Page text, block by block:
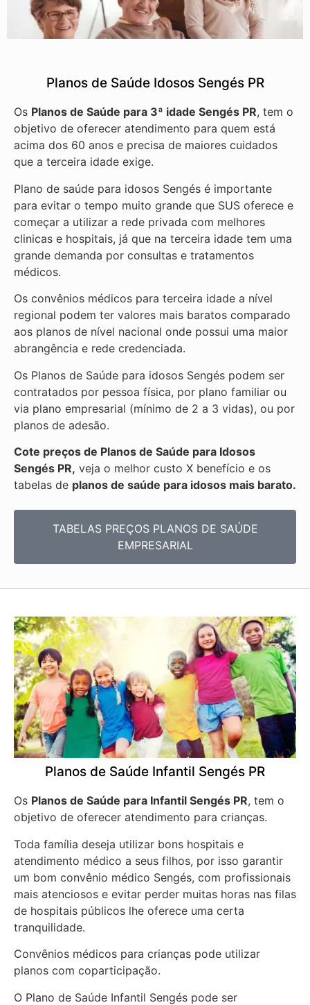
Planos de Saúde Idosos Sengés PR
Os Planos de Saúde para 3ª idade Sengés PR, tem o
objetivo de oferecer atendimento para quem está
acima dos 60 anos e precisa de maiores cuidados
que a terceira idade exige.
Plano de saúde para idosos Sengés é importante
para evitar o tempo muito grande que SUS oferece e
começar a utilizar a rede privada com melhores
clinicas e hospitais, já que na terceira idade tem uma
grande demanda por consultas e tratamentos
médicos.
Os convênios médicos para terceira idade a nível
regional podem ter valores mais baratos comparado
aos planos de nível nacional onde possui uma maior
abrangência e rede credenciada.
Os Planos de Saúde para idosos Sengés podem ser
contratados por pessoa física, por plano familiar ou
via plano empresarial (mínimo de 2 a 3 vidas), ou por
planos de adesão.
Cote preços de Planos de Saúde para Idosos
Sengés PR, veja o melhor custo X benefício e os
tabelas de planos de saúde para idosos mais barato.
TABELAS PREÇOS PLANOS DE SAÚDE
EMPRESARIAL
Planos de Saúde Infantil Sengés PR
Os Planos de Saúde para Infantil Sengés PR, tem o
objetivo de oferecer atendimento para crianças.
Toda família deseja utilizar bons hospitais e
atendimento médico a seus filhos, por isso garantir
um bom convênio médico Sengés, com profissionais
mais atenciosos e evitar perder muitas horas nas filas
de hospitais públicos lhe oferece uma certa
tranquilidade.
Convênios médicos para crianças pode utilizar
planos com coparticipação.
O Plano de Saúde Infantil Sengés pode ser